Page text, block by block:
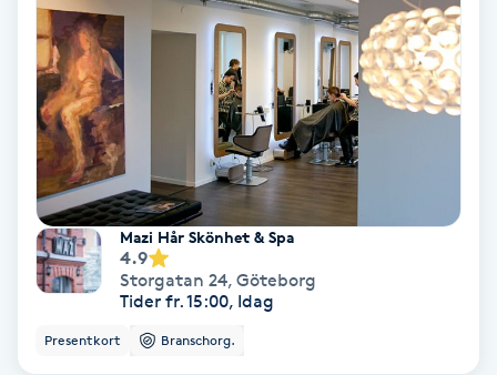
Optiker
Ortobionomi
Ortopedi
Osteopati Mazi Hår Skönhet & Spa
4.9
Storgatan 24, Göteborg
Tider fr. 15:00, Idag
Presentkort Branschorg.